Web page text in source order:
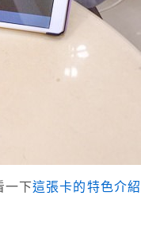
一下這張卡的特色介紹